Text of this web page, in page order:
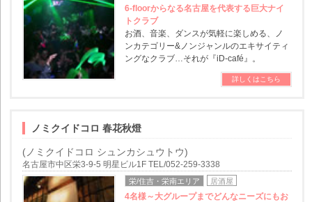
6‐floorからなる名古屋を代表する巨大ナイ
トクラブ
お酒、音楽、ダンスが気軽に楽しめる、ノ
ンカテゴリー&ノンジャンルのエキサイティ
ングなクラブ…それが『iD-café』。
詳しくはこちら
ノミクイドコロ 春花秋燈
(ノミクイドコロ シュンカシュウトウ)
名古屋市中区栄3-9-5 明星ビル1F TEL/052-259-3338
栄/住吉・栄南エリア 居酒屋
4名様～大グループまでどんなニーズにもお